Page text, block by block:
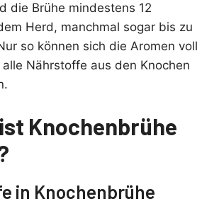
die Brühe mindestens 12
Herd, manchmal sogar bis zu
so können sich die Aromen voll
Nährstoffe aus den Knochen
Knochenbrühe
in Knochenbrühe